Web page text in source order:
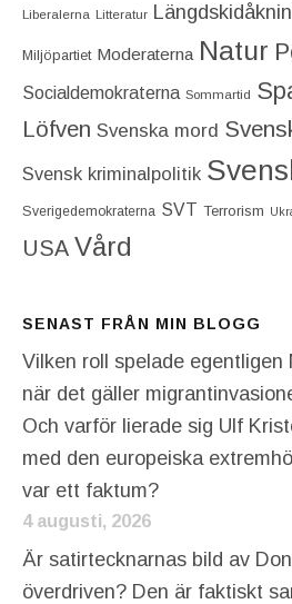
Liberalerna Litteratur
Miljöpartiet Moderaterna Natur
Socialdemokraterna Sommartid
Löfven Svenska mord
Svensk kriminalpolitik
Sverigedemokraterna SVT Terrorism
USA Vård
SENAST FRÅN MIN BLOGG
Vilken roll spelade egentligen
när det gäller
Och varför lierade sig Ulf
med den europeiska
var ett faktum?
4 augusti, 2026
Är satirtecknarnas bild av
överdriven? Den är faktiskt